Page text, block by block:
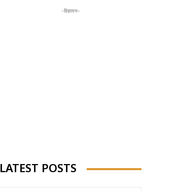
-विज्ञापन-
LATEST POSTS